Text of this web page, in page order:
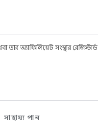
অ্যাফিলিয়েট সংস্থার রেজিস্টার্ড
সাহায্য পান